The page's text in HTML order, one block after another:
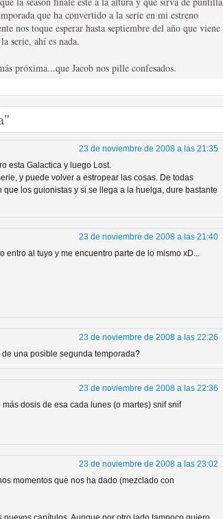
viajes en el tiempo
que no es
Amazon
que ha convertido a la serie en mi estreno
nos toque esperar hasta septiembre del año que viene
serie, ahí es nada.
próxima...que Jacob nos pille confesados.
23 de noviembre de 2008 a las 21:35
esta Galactica y luego Lost.
y puede volver a estropear las cosas. De todas
los guionistas y si se llega a la huelga, dure bastante
23 de noviembre de 2008 a las 21:40
al tuyo y me encuentro parte de lo mismo xD...
23 de noviembre de 2008 a las 22:26
de una posible segunda temporada?
23 de noviembre de 2008 a las 22:36
dosis de esa cada lunes (o martes) snif snif
23 de noviembre de 2008 a las 23:02
momentos que nos ha dado (mezclado con